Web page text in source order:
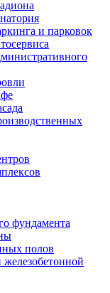
и парковок
фундамента
полов